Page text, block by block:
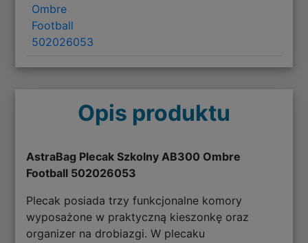
Ombre
Football
502026053
Opis produktu
AstraBag Plecak Szkolny AB300 Ombre
Football 502026053
Plecak posiada trzy funkcjonalne komory
wyposażone w praktyczną kieszonkę oraz
organizer na drobiazgi. W plecaku